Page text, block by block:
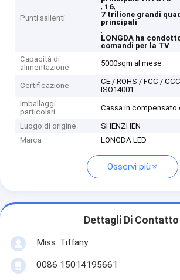
Punti salienti
, 16,
7 trilione grandi
principali
,
LONGDA ha
comandi per la TV
Capacità di
alimentazione
5000sqm al mese
Certificazione
CE / ROHS / FCC /
ISO14001
Imballaggi
particolari
Cassa in compensato
Luogo di origine
SHENZHEN
Marca
LONGDA LED
Osservi più
Dettagli Di Contatto
Miss. Tiffany
0086 15014195661